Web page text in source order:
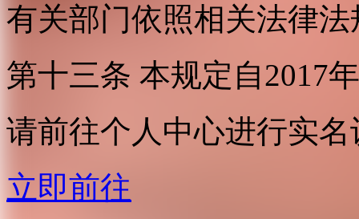
有关部门依照相关法律
第十三条 本规定自2017
请前往个人中心进行实名
立即前往